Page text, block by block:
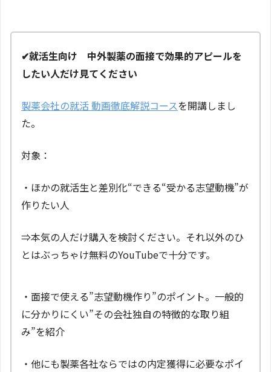
✔就活生向け 中外製薬の面接で効果的アピールを
したい人だけ見てください
製薬会社の就活 動画徹底解説コースを開講しまし
た。
対象：
・ほかの就活生と差別化“できる“受かる志望動機”が
作りたい人
⇒本気の人だけ購入を検討ください。それ以外のひ
とはぶっちゃけ無料のYouTubeで十分です。
・面接で使える”志望動機作り”のポイント。一般的
に分かりにくい”その会社独自の特徴的な取り組
み”を紹介
・他にも製薬各社ならではの内定獲得に必要なポイ